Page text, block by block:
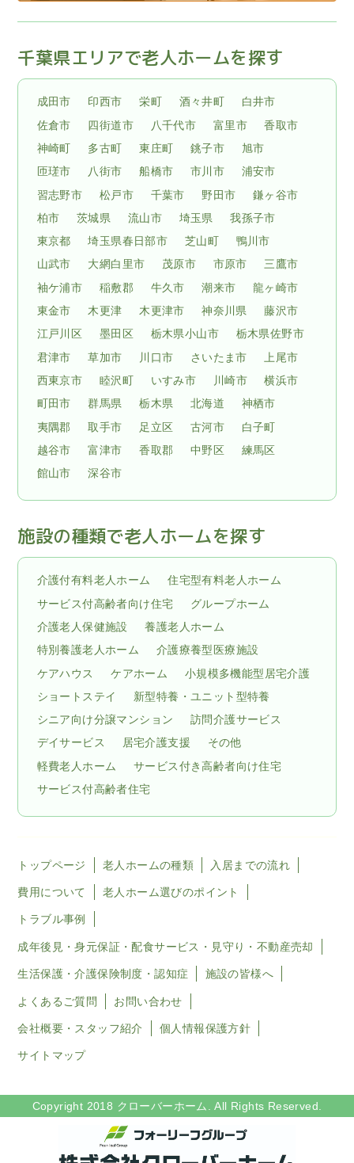
千葉県エリアで老人ホームを探す
成田市 印西市 栄町 酒々井町
白井市
佐倉市
四街道市 八千代市 富里市
香取市
神崎町
多古町 東庄町 銚子市
旭市
匝瑳市
八街市 船橋市 市川市
浦安市
習志野市
松戸市 千葉市 野田市
鎌ヶ谷市
柏市
茨城県 流山市 埼玉県
我孫子市
東京都
埼玉県春日部市 芝山町
鴨川市
山武市
大網白里市 茂原市 市原市
三鷹市
袖ケ浦市
稲敷郡 牛久市 潮来市
龍ヶ崎市
東金市
木更津 木更津市 神奈川県
藤沢市
江戸川区
墨田区 栃木県小山市
栃木県佐野市
君津市
草加市 川口市 さいたま市
上尾市
西東京市
睦沢町 いすみ市 川崎市
横浜市
町田市
群馬県 栃木県 北海道
神栖市
夷隅郡
取手市 足立区 古河市
白子町
越谷市
富津市 香取郡 中野区
練馬区
館山市
深谷市
施設の種類で老人ホームを探す
介護付有料老人ホーム
住宅型有料老人ホーム
サービス付高齢者向け住宅
グループホーム
介護老人保健施設
養護老人ホーム
特別養護老人ホーム
介護療養型医療施設
ケアハウス
ケアホーム
小規模多機能型居宅介護
ショートステイ
新型特養・ユニット型特養
シニア向け分譲マンション
訪問介護サービス
デイサービス
居宅介護支援
その他
軽費老人ホーム
サービス付き高齢者向け住宅
サービス付高齢者住宅
トップページ 老人ホームの種類 入居までの流れ
費用について 老人ホーム選びのポイント
トラブル事例
成年後見・身元保証・配食サービス・見守り・不動産売却
生活保護・介護保険制度・認知症 施設の皆様へ
よくあるご質問 お問い合わせ
会社概要・スタッフ紹介 個人情報保護方針
サイトマップ
Copyright 2018 クローバーホーム. All Rights Reserved.